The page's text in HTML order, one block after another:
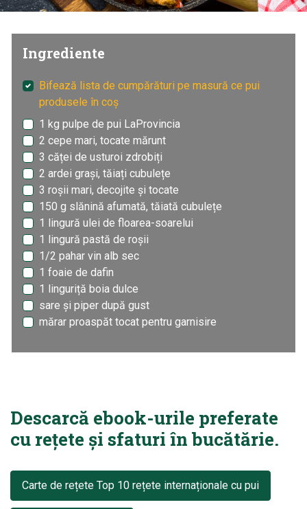
Ingrediente
Bifează lista de cumpărături pe masură ce pui
produsele în coș
1 kg pulpe de pui LaProvincia
2 cepe mari, tocate mărunt
3 căței de usturoi zdrobiți
2 ardei grași, tăiați cubulețe
3 roșii mari, decojite și tocate
150 g slănină afumată, tăiată cubulețe
1 lingură ulei de floarea-soarelui
1 lingură pastă de roșii
1/2 pahar vin alb sec
1 foaie de dafin
1 linguriță boia dulce
sare și piper după gust
mărar proaspăt tocat pentru garnisire
Descarcă ebook-urile preferate
cu rețete și sfaturi în bucătărie.
Carte de rețete Top 10 rețete internaționale cu pui